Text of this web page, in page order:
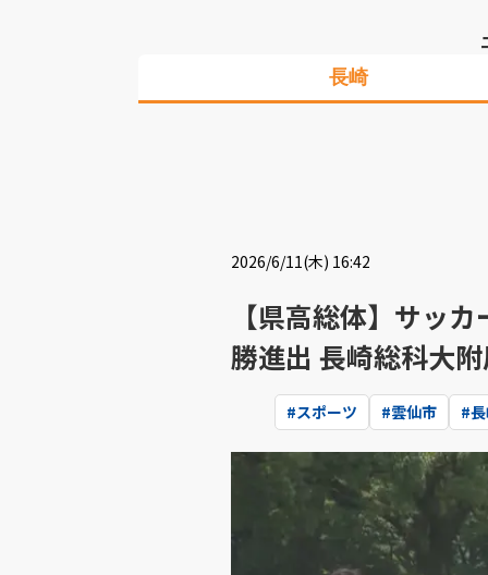
長崎
2026/6/11(木) 16:42
【県高総体】サッ
勝進出 長崎総科大
#スポーツ #雲仙市 #